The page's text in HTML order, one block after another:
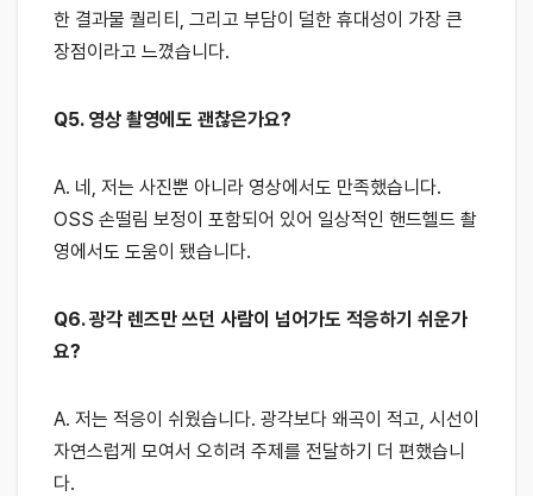
한 결과물 퀄리티, 그리고 부담이 덜한 휴대성이 가장 큰
장점이라고 느꼈습니다.
Q5. 영상 촬영에도 괜찮은가요?
A. 네, 저는 사진뿐 아니라 영상에서도 만족했습니다.
OSS 손떨림 보정이 포함되어 있어 일상적인 핸드헬드 촬
영에서도 도움이 됐습니다.
Q6. 광각 렌즈만 쓰던 사람이 넘어가도 적응하기 쉬운가
요?
A. 저는 적응이 쉬웠습니다. 광각보다 왜곡이 적고, 시선이
자연스럽게 모여서 오히려 주제를 전달하기 더 편했습니
다.